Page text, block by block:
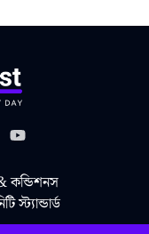
কন্ডিশনস
স্ট্যান্ডার্ড